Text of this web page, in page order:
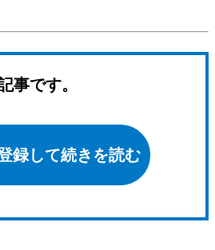
事です。
録して続きを読む